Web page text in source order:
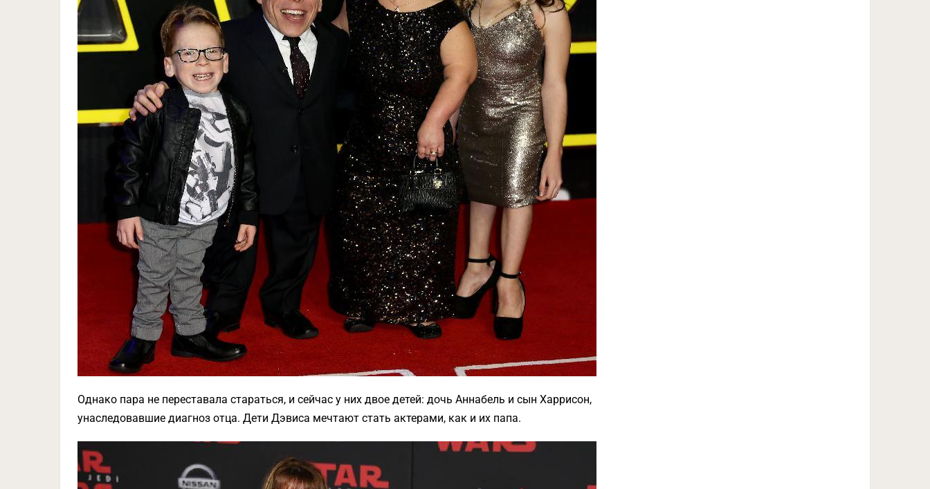
Однако пара не переставала стараться, и сейчас у них двое детей: дочь Аннабель и сын Харрисон,
унаследовавшие диагноз отца. Дети Дэвиса мечтают стать актерами, как и их папа.